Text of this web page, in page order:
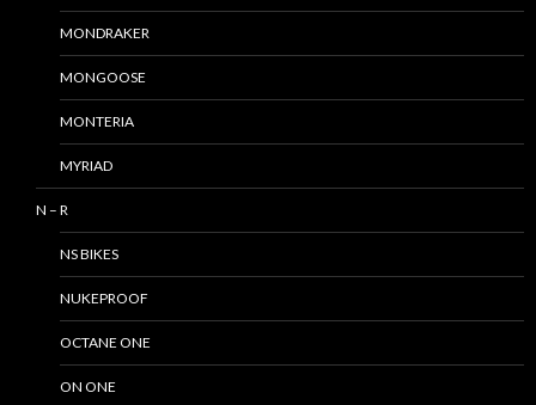
MONDRAKER
MONGOOSE
MONTERIA
MYRIAD
N – R
NS BIKES
NUKEPROOF
OCTANE ONE
ON ONE